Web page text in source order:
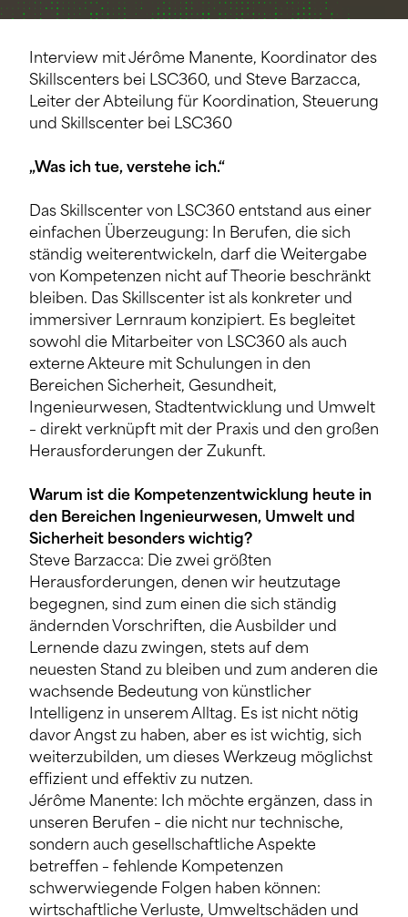
Interview mit Jérôme Manente, Koordinator des
Skillscenters bei LSC360, und Steve Barzacca,
Leiter der Abteilung für Koordination, Steuerung
und Skillscenter bei LSC360
„Was ich tue, verstehe ich.“
Das Skillscenter von LSC360 entstand aus einer
einfachen Überzeugung: In Berufen, die sich
ständig weiterentwickeln, darf die Weitergabe
von Kompetenzen nicht auf Theorie beschränkt
bleiben. Das Skillscenter ist als konkreter und
immersiver Lernraum konzipiert. Es begleitet
sowohl die Mitarbeiter von LSC360 als auch
externe Akteure mit Schulungen in den
Bereichen Sicherheit, Gesundheit,
Ingenieurwesen, Stadtentwicklung und Umwelt
– direkt verknüpft mit der Praxis und den großen
Herausforderungen der Zukunft.
Warum ist die Kompetenzentwicklung heute in
den Bereichen Ingenieurwesen, Umwelt und
Sicherheit besonders wichtig?
Steve Barzacca: Die zwei größten
Herausforderungen, denen wir heutzutage
begegnen, sind zum einen die sich ständig
ändernden Vorschriften, die Ausbilder und
Lernende dazu zwingen, stets auf dem
neuesten Stand zu bleiben und zum anderen die
wachsende Bedeutung von künstlicher
Intelligenz in unserem Alltag. Es ist nicht nötig
davor Angst zu haben, aber es ist wichtig, sich
weiterzubilden, um dieses Werkzeug möglichst
effizient und effektiv zu nutzen.
Jérôme Manente: Ich möchte ergänzen, dass in
unseren Berufen – die nicht nur technische,
sondern auch gesellschaftliche Aspekte
betreffen – fehlende Kompetenzen
schwerwiegende Folgen haben können:
wirtschaftliche Verluste, Umweltschäden und